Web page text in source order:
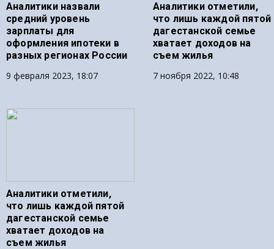
Аналитики назвали
средний уровень
зарплаты для
оформления ипотеки в
разных регионах России
9 февраля 2023, 18:07
Аналитики отметили,
что лишь каждой пятой
дагестанской семье
хватает доходов на
съем жилья
7 ноября 2022, 10:48
Аналитики отметили,
что лишь каждой пятой
дагестанской семье
хватает доходов на
съем жилья